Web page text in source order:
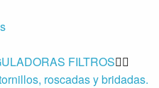
FILTROS
roscadas y bridadas.